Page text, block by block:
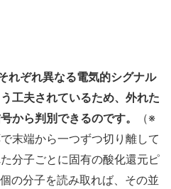
れぞれ異なる電気的シグナル
工夫されているため、外れた
から判別できるのです。
（※
末端から一つずつ切り離して
分子ごとに固有の酸化還元ピ
の分子を読み取れば、その並